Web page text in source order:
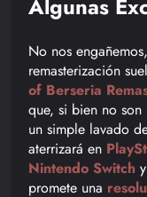
Algunas
No nos
remasterización
of Berseria
que, si bien no son
un simple lavado
aterrizará en
Nintendo Switch y
promete una